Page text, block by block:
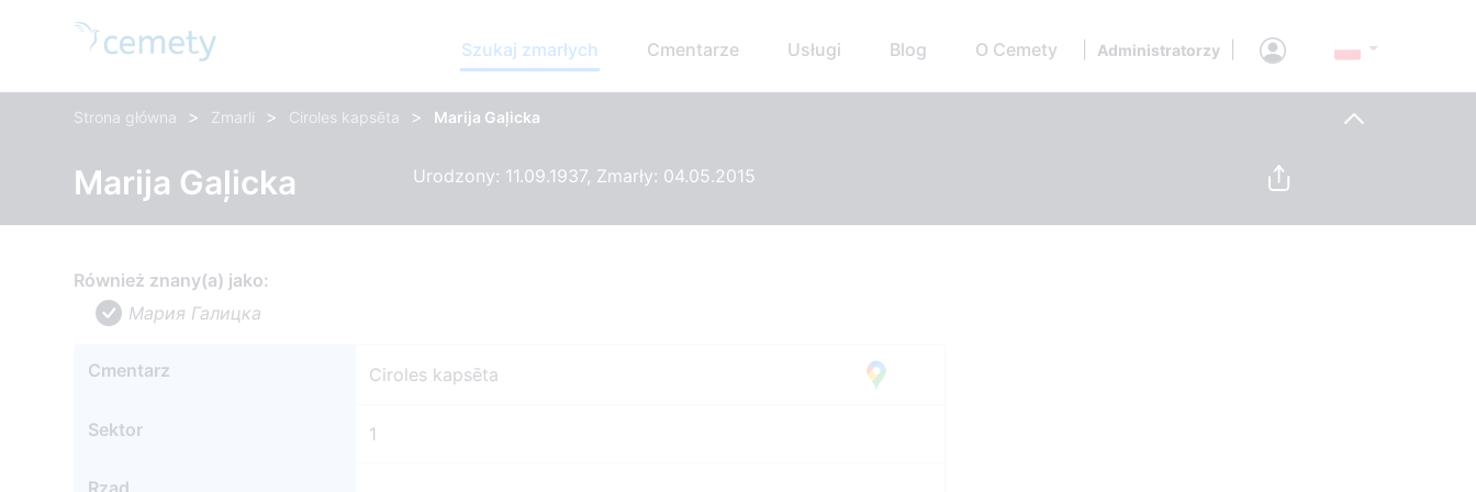
Szukaj zmarłych Cmentarze Usługi Blog O Cemety Administratorzy
Strona główna > Zmarli > Ciroles kapsēta > Marija Gaļicka
Marija Gaļicka Urodzony: 11.09.1937, Zmarły: 04.05.2015
Również znany(a) jako:
Мария Галицка
Cmentarz Ciroles kapsēta
Sektor 1